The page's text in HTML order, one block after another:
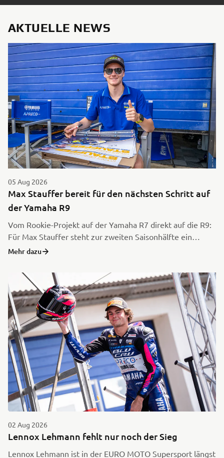
AKTUELLE NEWS
05 Aug 2026
Max Stauffer bereit für den nächsten Schritt auf
der Yamaha R9
Vom Rookie-Projekt auf der Yamaha R7 direkt auf die R9:
Für Max Stauffer steht zur zweiten Saisonhälfte ein
wichtiger Wechsel an. Der 22-jährige Australier beendet
Sportbike-Klasse und wird ab dem Rennwochenende in
Assen für das Team Apreco in der Supersport-Kategorie
antreten.
Mehr dazu
02 Aug 2026
Lennox Lehmann fehlt nur noch der Sieg
Lennox Lehmann ist in der EURO MOTO Supersport längst